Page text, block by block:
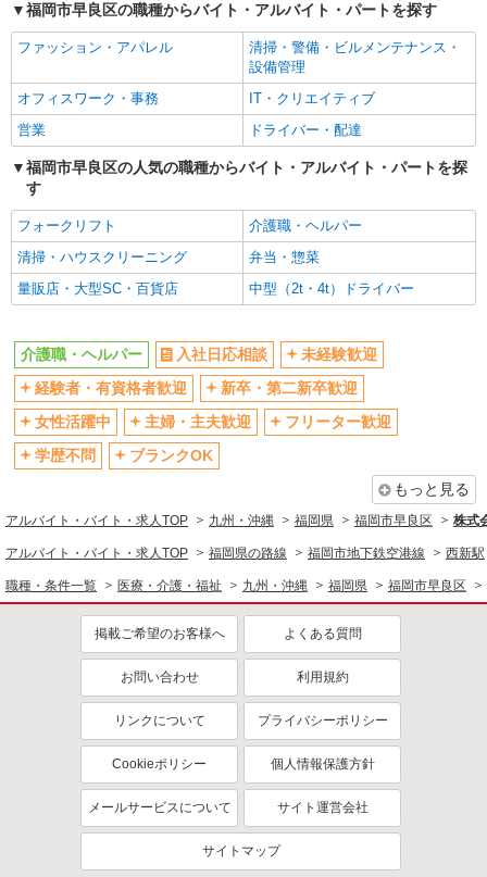
産休・育休取得実績あり
福岡市早良区の職種からバイト・アルバイト・パートを探す
ファッション・アパレル
清掃・警備・ビルメンテナンス・
設備管理
オフィスワーク・事務
IT・クリエイティブ
営業
ドライバー・配達
福岡市早良区の人気の職種からバイト・アルバイト・パートを探
す
フォークリフト
介護職・ヘルパー
清掃・ハウスクリーニング
弁当・惣菜
量販店・大型SC・百貨店
中型（2t・4t）ドライバー
介護職・ヘルパー 入社日応相談
未経験歓迎
経験者・有資格者歓迎
新卒・第二新卒歓迎
女性活躍中
主婦・主夫歓迎
フリーター歓迎
学歴不問
ブランクOK
もっと見る
アルバイト・バイト・求人TOP 九州・沖縄 福岡県 福岡市早良区 株式
アルバイト・バイト・求人TOP 福岡県の路線 福岡市地下鉄空港線 西新駅
職種・条件一覧 医療・介護・福祉 九州・沖縄 福岡県 福岡市早良区
掲載ご希望のお客様へ よくある質問
お問い合わせ 利用規約
リンクについて プライバシーポリシー
Cookieポリシー 個人情報保護方針
メールサービスについて サイト運営会社
サイトマップ